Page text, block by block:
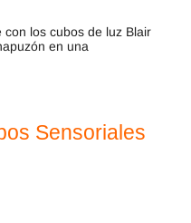
con los cubos de luz Blair
en una
Sensoriales